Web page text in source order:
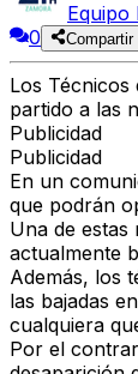
Equipo
0
Compartir
Los
partido a las
Publicidad
Publicidad
En un
que podrán
Una de estas
actualmente
Además, los
las bajadas
cualquiera
Por el